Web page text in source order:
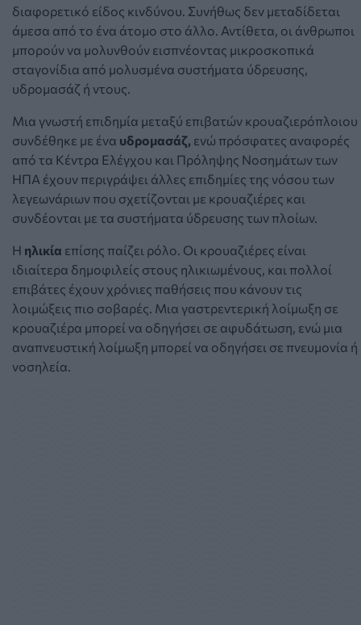
διαφορετικό είδος κινδύνου. Συνήθως δεν μεταδίδεται
άμεσα από το ένα άτομο στο άλλο. Αντίθετα, οι άνθρωποι
μπορούν να μολυνθούν εισπνέοντας μικροσκοπικά
σταγονίδια από μολυσμένα συστήματα ύδρευσης,
υδρομασάζ ή ντους.
Μια γνωστή επιδημία μεταξύ επιβατών κρουαζιερόπλοιου
συνδέθηκε με ένα υδρομασάζ, ενώ πρόσφατες αναφορές
από τα Κέντρα Ελέγχου και Πρόληψης Νοσημάτων των
ΗΠΑ έχουν περιγράψει άλλες επιδημίες της νόσου των
λεγεωνάριων που σχετίζονται με κρουαζιέρες και
συνδέονται με τα συστήματα ύδρευσης των πλοίων.
Η ηλικία επίσης παίζει ρόλο. Οι κρουαζιέρες είναι
ιδιαίτερα δημοφιλείς στους ηλικιωμένους, και πολλοί
επιβάτες έχουν χρόνιες παθήσεις που κάνουν τις
λοιμώξεις πιο σοβαρές. Μια γαστρεντερική λοίμωξη σε
κρουαζιέρα μπορεί να οδηγήσει σε αφυδάτωση, ενώ μια
αναπνευστική λοίμωξη μπορεί να οδηγήσει σε πνευμονία ή
νοσηλεία.